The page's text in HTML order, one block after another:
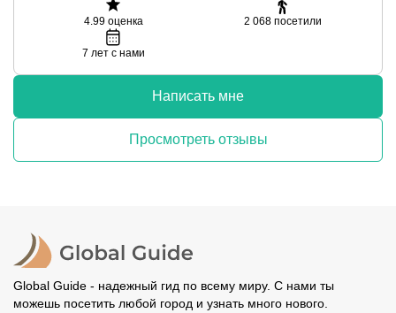
4.99оценка 2 068 посетили
7 лет с нами
Написать мне
Просмотреть отзывы
Global Guide - надежный гид по всему миру. С нами ты
можешь посетить любой город и узнать много нового.